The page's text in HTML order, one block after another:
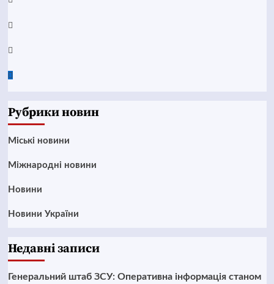
Instagram
Twitter
Google
Рубрики новин
Mіські новини
Міжнародні новини
Новини
Новини України
Недавні записи
Генеральний штаб ЗСУ: Оперативна інформація станом